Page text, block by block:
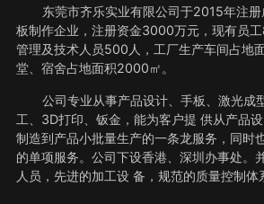
东莞市齐乐实业有限公司于2015年注
板制作企业，注册资金3000万元，现有员
管理及技术人员500人，工厂生产车间占地
堂、宿舍占地面积2000㎡。
公司专业从事产品设计、手板、激光成
工、3D打印、钣金，能为客户提 供从产品
制造到产品小批量生产的一条龙服务，同时
的单项服务。公司下设香港、深圳办事处。
人员，先进的加工设 备，规范的质量控制体